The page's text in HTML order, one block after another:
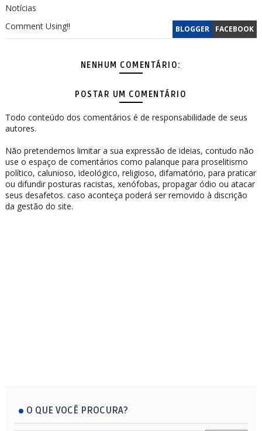
Notícias
BLOGGER FACEBOOK
Comment Using!!
NENHUM COMENTÁRIO:
POSTAR UM COMENTÁRIO
Todo conteúdo dos comentários é de responsabilidade de seus
autores.
Não pretendemos limitar a sua expressão de ideias, contudo não
use o espaço de comentários como palanque para proselitismo
político, calunioso, ideológico, religioso, difamatório, para praticar
ou difundir posturas racistas, xenófobas, propagar ódio ou atacar
seus desafetos. caso aconteça poderá ser removido à discrição
da gestão do site.
O QUE VOCÊ PROCURA?